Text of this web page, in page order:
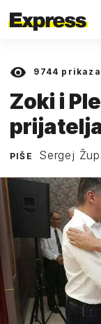
9744 prikaza
Zoki i
PIŠE Sergej